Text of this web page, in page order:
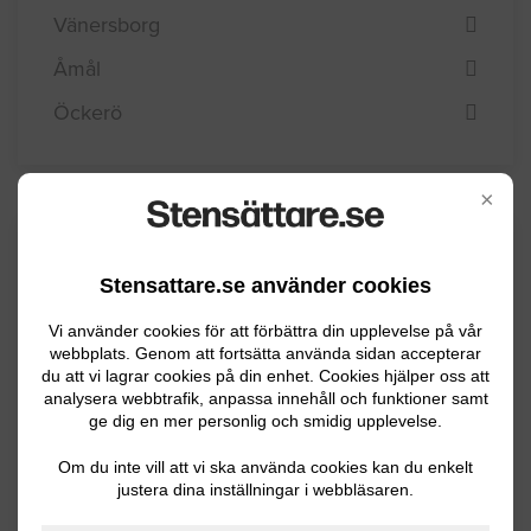
×
Stensattare.se använder cookies
Vi använder cookies för att förbättra din upplevelse på vår
webbplats. Genom att fortsätta använda sidan accepterar
du att vi lagrar cookies på din enhet. Cookies hjälper oss att
analysera webbtrafik, anpassa innehåll och funktioner samt
ge dig en mer personlig och smidig upplevelse.
Om du inte vill att vi ska använda cookies kan du enkelt
justera dina inställningar i webbläsaren.
Vänersborg
Åmål
Öckerö
Lysekils kommun ligger vackert i havsbandet,
mitt i Bohusläns skärgård och har ca 14600
invånare. Kommunen omfattas av en
samt en övärld med bland annat Skaftö och
Gåsö. Dominerande inom näringslivet är